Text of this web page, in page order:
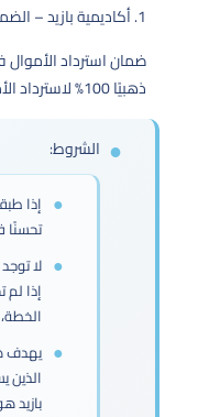
1. أكاديمية بازيد – الضمان الأقوى
ضمان استرداد الأموال
ذهبيًا 100% لاسترداد الأموال بدون شروط معقدة.
الشروط:
إذا
تحسنًا
لا
إذا
يهدف
بازيد